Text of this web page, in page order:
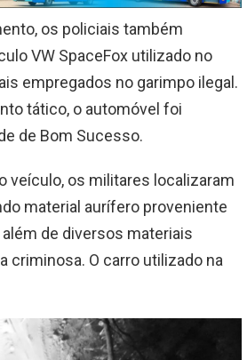
os policiais também
VW SpaceFox utilizado no
empregados no garimpo ilegal.
tático, o automóvel foi
de Bom Sucesso.
veículo, os militares localizaram
material aurífero proveniente
além de diversos materiais
criminosa. O carro utilizado na